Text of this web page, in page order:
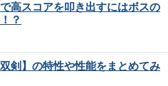
高スコアを叩き出すにはボスの
？
剣】の特性や性能をまとめてみ